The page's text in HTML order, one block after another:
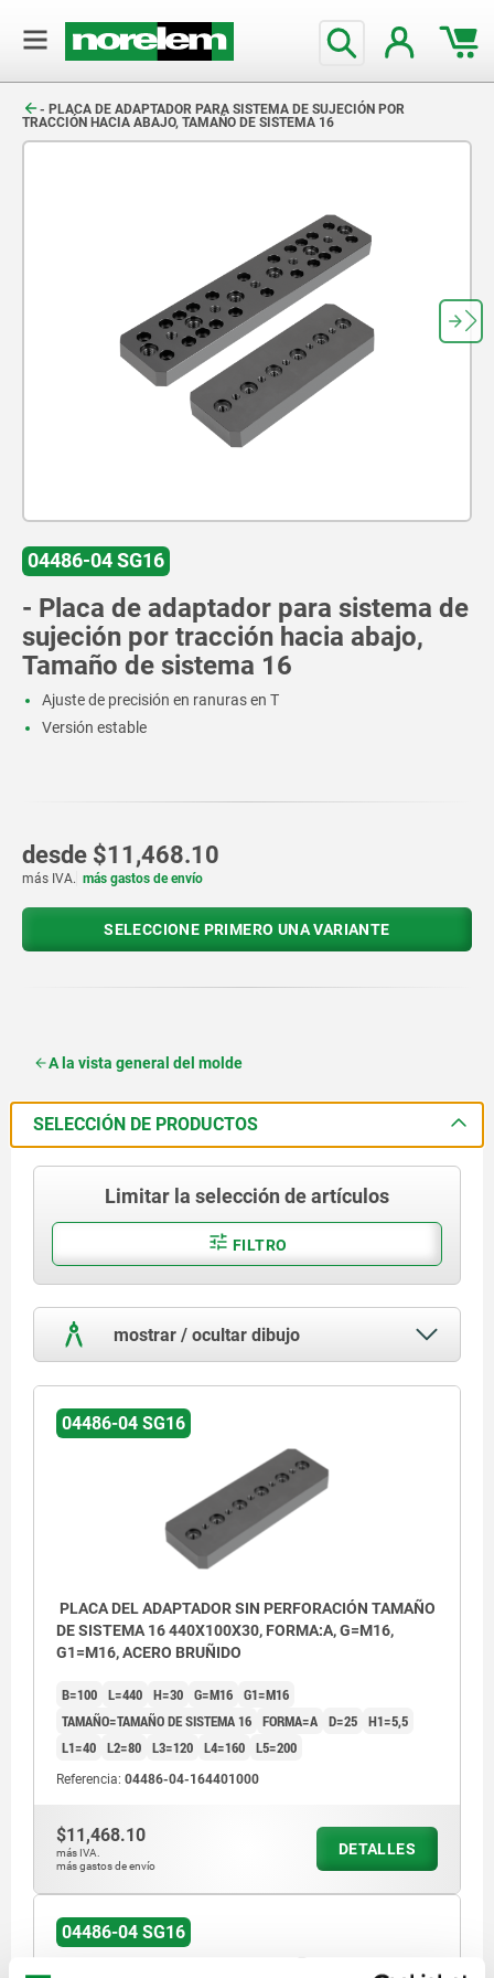
- PLACA DE ADAPTADOR PARA SISTEMA DE SUJECIÓN POR
TRACCIÓN HACIA ABAJO, TAMAÑO DE SISTEMA 16
04486-04 SG16
- Placa de adaptador para sistema de
sujeción por tracción hacia abajo,
Tamaño de sistema 16
Ajuste de precisión en ranuras en T
Versión estable
desde $11,468.10
más IVA. más gastos de envío
SELECCIONE PRIMERO UNA VARIANTE
A la vista general del molde
SELECCIÓN DE PRODUCTOS
Limitar la selección de artículos
FILTRO
mostrar / ocultar dibujo
04486-04 SG16
PLACA DEL ADAPTADOR SIN PERFORACIÓN TAMAÑO
DE SISTEMA 16 440X100X30, FORMA:A, G=M16,
G1=M16, ACERO BRUÑIDO
B=100 L=440 H=30 G=M16 G1=M16
TAMAÑO=TAMAÑO DE SISTEMA 16 FORMA=A D=25 H1=5,5
L1=40 L2=80 L3=120 L4=160 L5=200
Referencia: 04486-04-164401000
$11,468.10
más IVA.
más gastos de envío
DETALLES
04486-04 SG16